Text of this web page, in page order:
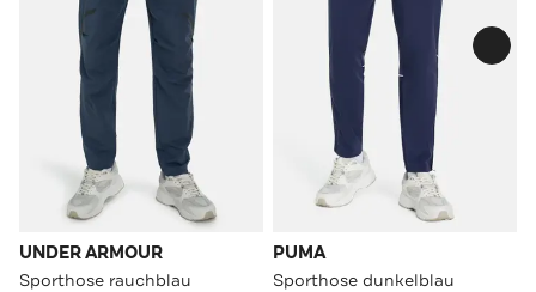
UNDER ARMOUR
Sporthose rauchblau
PUMA
Sporthose dunkelblau